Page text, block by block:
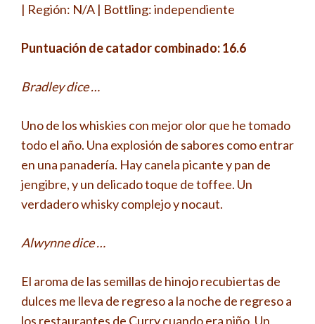
| Región: N/A | Bottling: independiente
Puntuación de catador combinado: 16.6
Bradley dice …
Uno de los whiskies con mejor olor que he tomado
todo el año. Una explosión de sabores como entrar
en una panadería. Hay canela picante y pan de
jengibre, y un delicado toque de toffee. Un
verdadero whisky complejo y nocaut.
Alwynne dice …
El aroma de las semillas de hinojo recubiertas de
dulces me lleva de regreso a la noche de regreso a
los restaurantes de Curry cuando era niño. Un